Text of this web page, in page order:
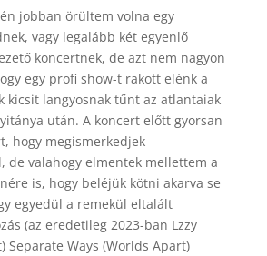
jobban örültem volna egy
vagy legalább két egyenlő
koncertnek, de azt nem nagyon
egy profi show-t rakott elénk a
kicsit langyosnak tűnt az atlantaiak
után. A koncert előtt gyorsan
hogy megismerkedjek
de valahogy elmentek mellettem a
is, hogy beléjük kötni akarva se
egyedül a remekül eltalált
(az eredetileg 2023-ban Lzzy
Separate Ways (Worlds Apart)